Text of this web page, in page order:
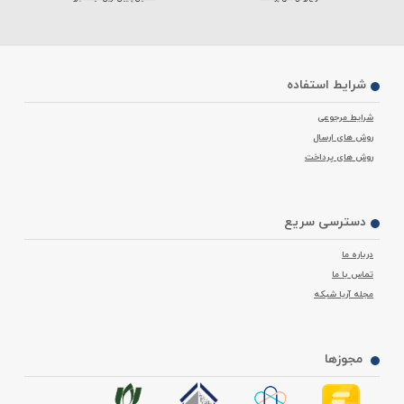
شرایط استفاده
شرایط مرجوعی
روش های ارسال
روش های پرداخت
دسترسی سریع
درباره ما
تماس با ما
مجله آریا شبکه
مجوزها